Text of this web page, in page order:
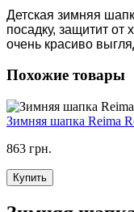
Детская зимняя
посадку, защитит от
очень красиво
Похожие товары
Зимняя шапка Reima
863 грн.
Купить